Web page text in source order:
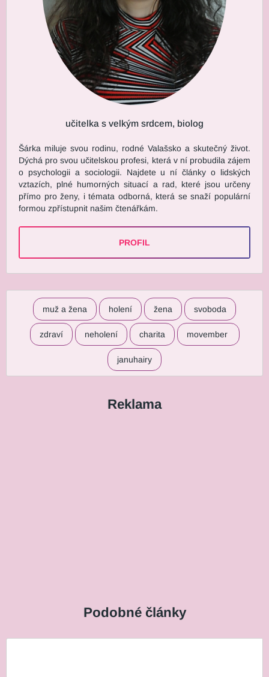
Reklama
Podobné články
učitelka s velkým srdcem, biolog
Šárka miluje svou rodinu, rodné Valašsko a skutečný život.
Dýchá pro svou učitelskou profesi, která v ní probudila zájem
o psychologii a sociologii. Najdete u ní články o lidských
vztazích, plné humorných situací a rad, které jsou určeny
přímo pro ženy, i témata odborná, která se snaží populární
formou zpřístupnit našim čtenářkám.
PROFIL
muž a žena holení žena svoboda
zdraví neholení charita movember
januhairy